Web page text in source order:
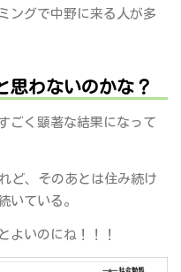
ングで中野に来る人が多
思わないのかな？
ごく顕著な結果になって
ど、そのあとは住み続け
いている。
よいのにね！！！